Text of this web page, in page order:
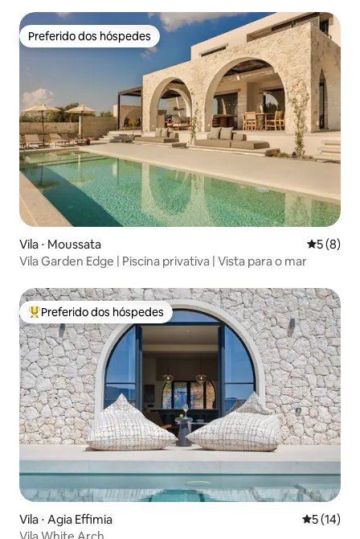
Preferido dos hóspedes
Preferido dos hóspedes
Vila ⋅ Moussata 5 de
5 (8)
Vila Garden Edge | Piscina privativa | Vista para o mar
Entre os melhores preferidos dos hóspedes
Preferido dos hóspedes
Vila ⋅ Agia Effimia 5 de uma
5 (14)